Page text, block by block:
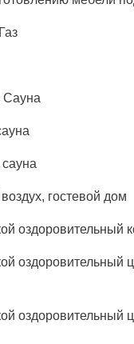
Сауна
гостевой дом
оздоровительный
оздоровительный
оздоровительный